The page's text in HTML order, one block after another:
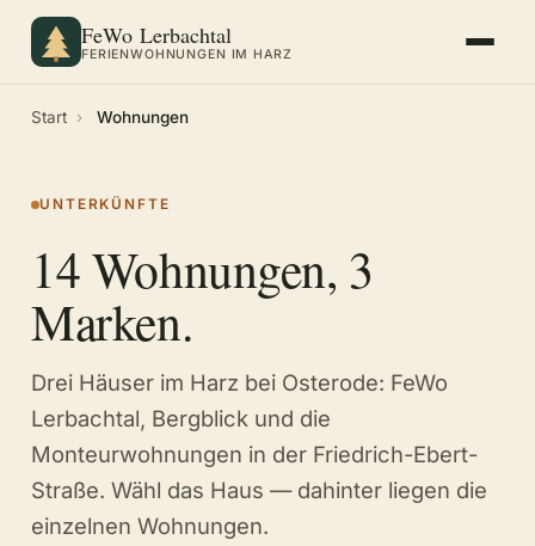
FeWo Lerbachtal
FERIENWOHNUNGEN IM HARZ
Start › Wohnungen
UNTERKÜNFTE
14 Wohnungen, 3
Marken.
Drei Häuser im Harz bei Osterode: FeWo
Lerbachtal, Bergblick und die
Monteurwohnungen in der Friedrich-Ebert-
Straße. Wähl das Haus — dahinter liegen die
einzelnen Wohnungen.